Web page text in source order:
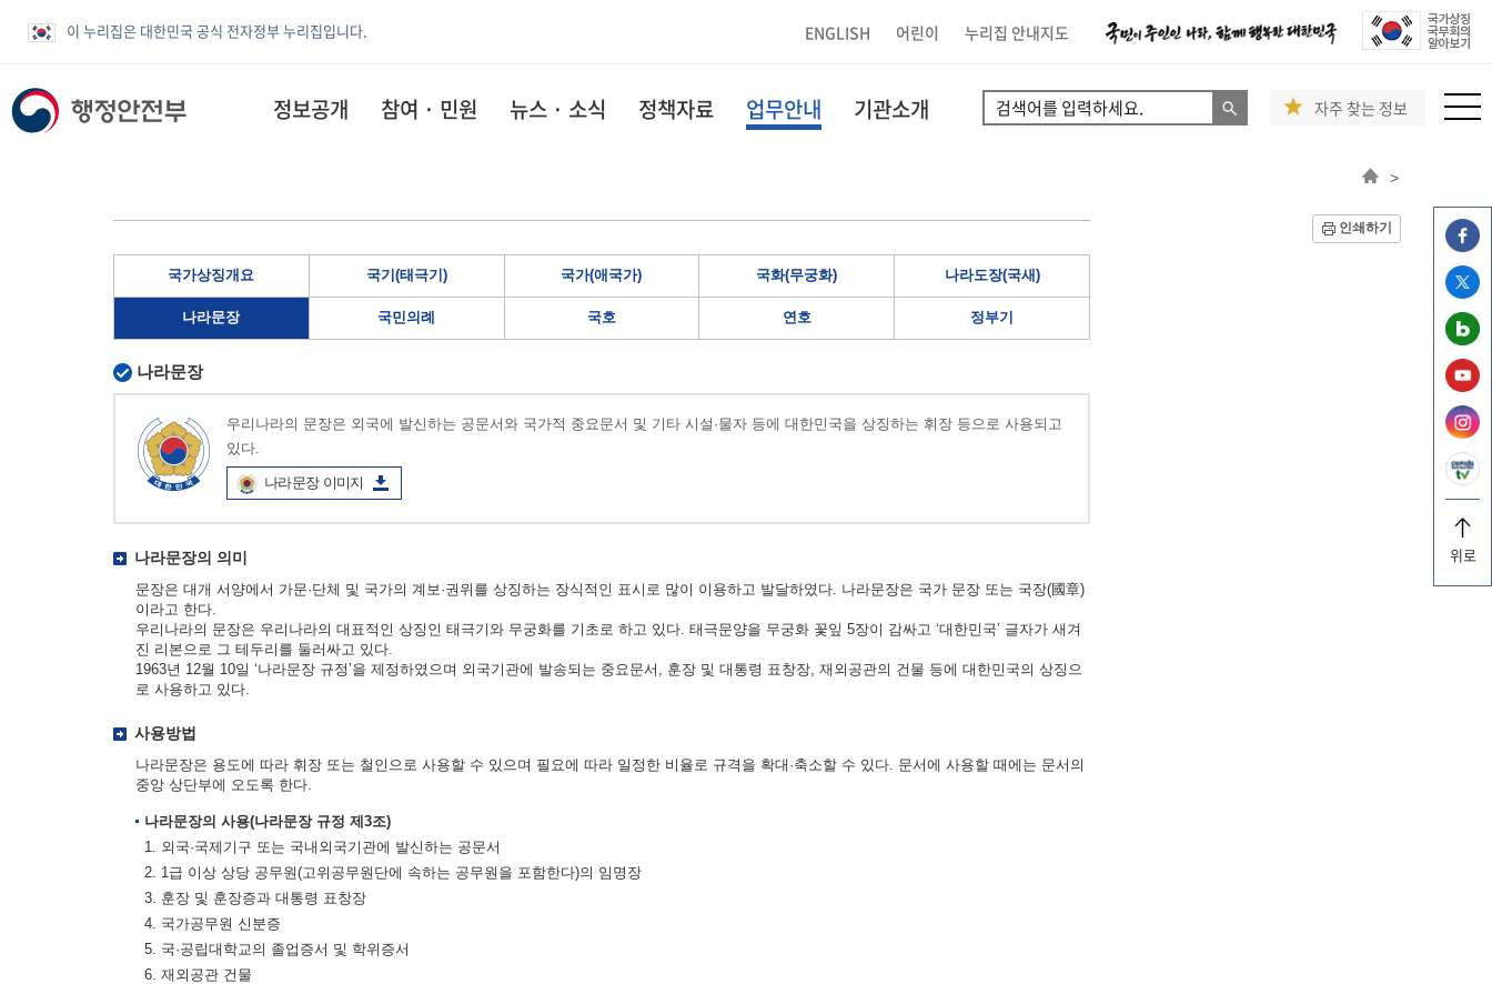
이 누리집은 대한민국 공식 전자정부 누리집입니다. ENGLISH 어린이 누리집 안내지도
위로
정보공개 참여 · 민원 뉴스 · 소식 정책자료 업무안내 기관소개 자주 찾는 정보
>
인쇄하기
국가상징개요 국기(태극기) 국가(애국가) 국화(무궁화) 나라도장(국새)
나라문장 국민의례 국호 연호 정부기
나라문장
우리나라의 문장은 외국에 발신하는 공문서와 국가적 중요문서 및 기타 시설·물자 등에 대한민국을 상징하는 휘장 등으로 사용되고
있다.
나라문장 이미지
나라문장의 의미
문장은 대개 서양에서 가문·단체 및 국가의 계보·권위를 상징하는 장식적인 표시로 많이 이용하고 발달하였다. 나라문장은 국가 문장 또는 국장(國章)
이라고 한다.
우리나라의 문장은 우리나라의 대표적인 상징인 태극기와 무궁화를 기초로 하고 있다. 태극문양을 무궁화 꽃잎 5장이 감싸고 ‘대한민국’ 글자가 새겨
진 리본으로 그 테두리를 둘러싸고 있다.
1963년 12월 10일 ‘나라문장 규정’을 제정하였으며 외국기관에 발송되는 중요문서, 훈장 및 대통령 표창장, 재외공관의 건물 등에 대한민국의 상징으
로 사용하고 있다.
사용방법
나라문장은 용도에 따라 휘장 또는 철인으로 사용할 수 있으며 필요에 따라 일정한 비율로 규격을 확대·축소할 수 있다. 문서에 사용할 때에는 문서의
중앙 상단부에 오도록 한다.
나라문장의 사용(나라문장 규정 제3조)
1. 외국·국제기구 또는 국내외국기관에 발신하는 공문서
2. 1급 이상 상당 공무원(고위공무원단에 속하는 공무원을 포함한다)의 임명장
3. 훈장 및 훈장증과 대통령 표창장
4. 국가공무원 신분증
5. 국·공립대학교의 졸업증서 및 학위증서
6. 재외공관 건물